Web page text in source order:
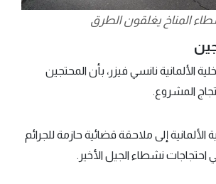
المناخ يغلقون الطرق
الألمانية نانسي فيزر، بأن المحتجين
المشروع.
الألمانية إلى ملاحقة قضائية حازمة للجرائم
احتجاجات نشطاء الجيل الأخير.